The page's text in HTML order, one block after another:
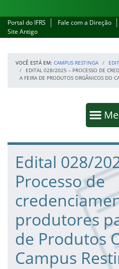
Portal do IFRS Fale com a Direção
Site Antigo
VOCÊ ESTÁ EM: CAMPUS RESTINGA
EDITAL 028/2025 – PROCESSO DE
A FEIRA DE PRODUTOS ORGÂNICOS DO
Fim da navegação
Início do conteúdo
Edital 028/
Processo de
produtores
de Produtos
Campus